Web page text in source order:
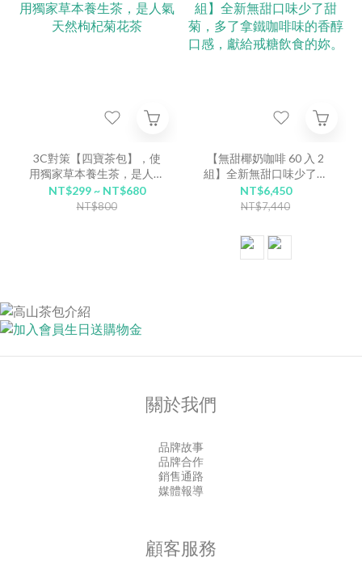
3C對策【四寶茶包】，使
用獨家草本養生茶，是人氣
天然枸杞菊花茶
NT$299 ~ NT$680
NT$800
【無甜椰奶咖啡 60 入 2
組】全新無甜口味少了甜
菊，多了拿鐵咖啡味的香醇
口感，獻給戒糖飲食的妳。
NT$6,450
NT$7,440
關於我們
品牌故事
品牌合作
銷售通路
媒體報導
顧客服務